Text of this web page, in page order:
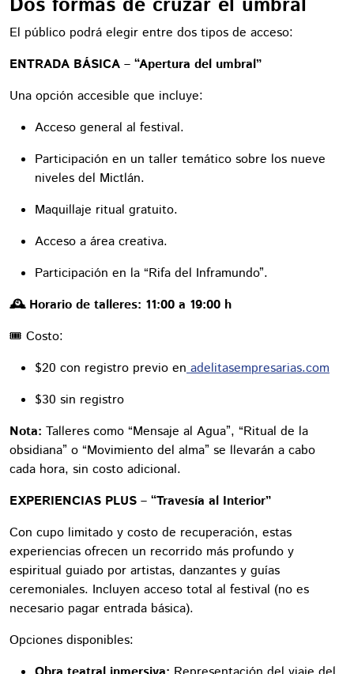
El público podrá elegir entre dos tipos de acceso:
ENTRADA BÁSICA – “Apertura del umbral”
Una opción accesible que incluye:
Acceso general al festival.
Participación en un taller temático sobre los nueve
niveles del Mictlán.
Maquillaje ritual gratuito.
Acceso a área creativa.
Participación en la “Rifa del Inframundo”.
🕰 Horario de talleres: 11:00 a 19:00 h
🎟 Costo:
$20 con registro previo en adelitasempresarias.com
$30 sin registro
Nota: Talleres como “Mensaje al Agua”, “Ritual de la
obsidiana” o “Movimiento del alma” se llevarán a cabo
cada hora, sin costo adicional.
EXPERIENCIAS PLUS – “Travesía al Interior”
Con cupo limitado y costo de recuperación, estas
experiencias ofrecen un recorrido más profundo y
espiritual guiado por artistas, danzantes y guías
ceremoniales. Incluyen acceso total al festival (no es
necesario pagar entrada básica).
Opciones disponibles: